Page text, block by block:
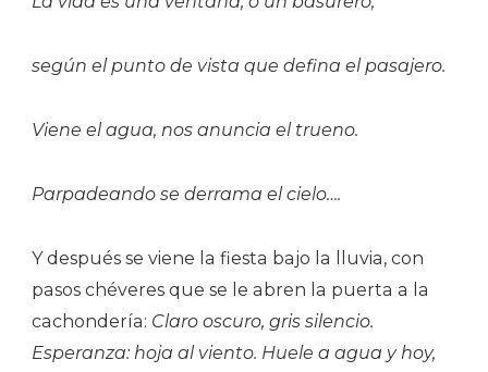
según el punto de vista que defina el pasajero.
Viene el agua, nos anuncia el trueno.
Parpadeando se derrama el cielo….
Y después se viene la fiesta bajo la lluvia, con
pasos chéveres que se le abren la puerta a la
cachondería: Claro oscuro, gris silencio.
Esperanza: hoja al viento. Huele a agua y hoy,